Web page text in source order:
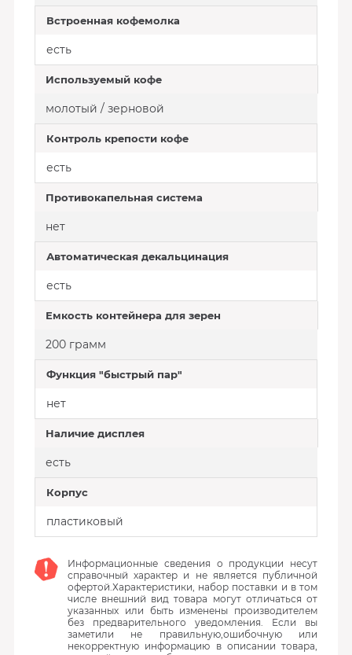
Встроенная кофемолка
есть
Используемый кофе
молотый / зерновой
Контроль крепости кофе
есть
Противокапельная система
нет
Автоматическая декальцинация
есть
Емкость контейнера для зерен
200 грамм
Функция "быстрый пар"
нет
Наличие дисплея
есть
Корпус
пластиковый
Информационные сведения о продукции несут
справочный характер и не является публичной
офертой.Характеристики, набор поставки и в том
числе внешний вид товара могут отличаться от
указанных или быть изменены производителем
без предварительного уведомления. Если вы
заметили не правильную,ошибочную или
некорректную информацию в описании товара,